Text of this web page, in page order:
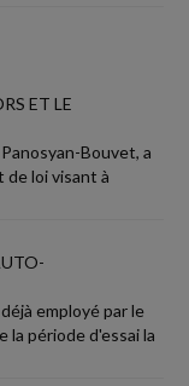
ET LE
Bouvet, a
loi visant à
employé par le
la période d'essai la